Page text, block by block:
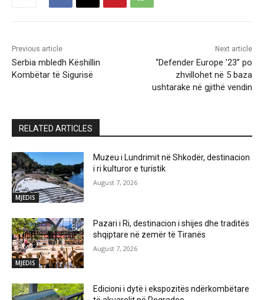
Previous article
​Serbia mbledh Këshillin
Kombëtar të Sigurisë
Next article
“Defender Europe ’23” po
zhvillohet në 5 baza
ushtarake në gjithë vendin
RELATED ARTICLES
MJEDIS
Muzeu i Lundrimit në Shkodër, destinacion
i ri kulturor e turistik
August 7, 2026
MJEDIS
Pazari i Ri, destinacion i shijes dhe traditës
shqiptare në zemër të Tiranës
August 7, 2026
Edicioni i dytë i ekspozitës ndërkombëtare